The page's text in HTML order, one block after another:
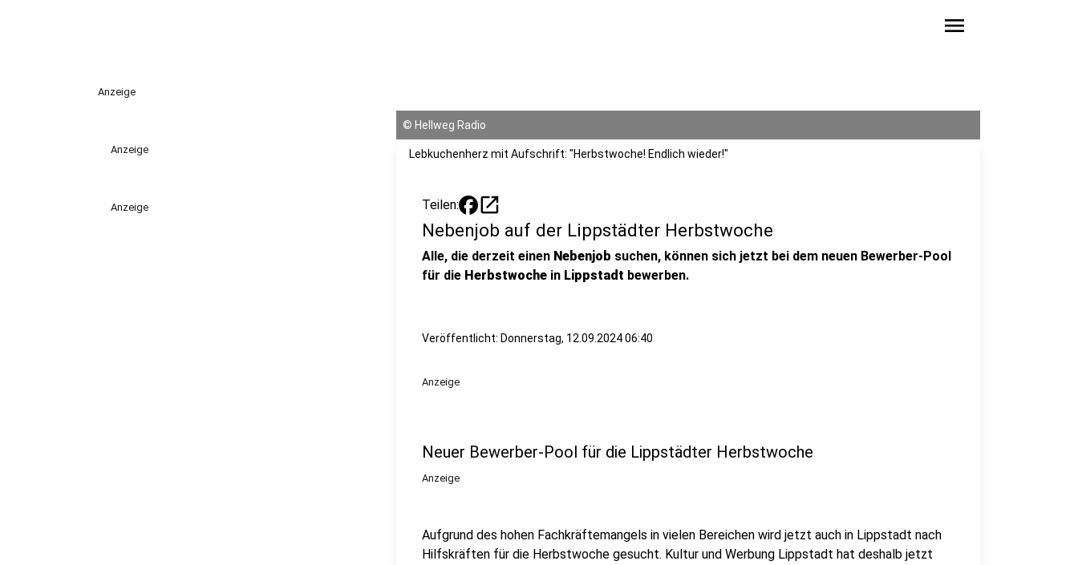
menu
Anzeige
Anzeige
Anzeige
© Hellweg Radio
Lebkuchenherz mit Aufschrift: "Herbstwoche! Endlich wieder!"
Teilen: open_in_new
Nebenjob auf der Lippstädter Herbstwoche
Alle, die derzeit einen Nebenjob suchen, können sich jetzt bei dem neuen Bewerber-Pool
für die Herbstwoche in Lippstadt bewerben.
Veröffentlicht: Donnerstag, 12.09.2024 06:40
Anzeige
Neuer Bewerber-Pool für die Lippstädter Herbstwoche
Anzeige
Aufgrund des hohen Fachkräftemangels in vielen Bereichen wird jetzt auch in Lippstadt nach
Hilfskräften für die Herbstwoche gesucht. Kultur und Werbung Lippstadt hat deshalb jetzt